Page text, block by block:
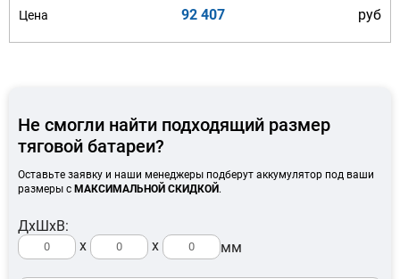
92 407 руб
Не смогли найти подходящий размер
тяговой батареи?
Оставьте заявку и наши менеджеры подберут аккумулятор под ваши
размеры с МАКСИМАЛЬНОЙ СКИДКОЙ .
ДхШхВ:
x
x мм